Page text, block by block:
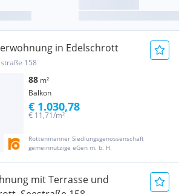
in Edelschrott
158
88 m²
Balkon
Rottenmanner Siedlungsgenossenschaft
gemeinnützige eGen m. b. H.
€ 11,71/m²
€ 1.030,78
mit Terrasse und